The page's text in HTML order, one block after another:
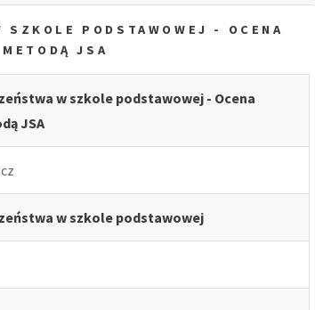
PODSTAWOWEJ - OCENA
JSA
w szkole podstawowej - Ocena
JSA
w szkole podstawowej